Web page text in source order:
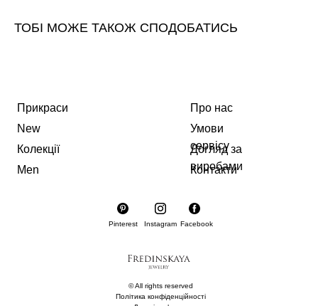
ТОБІ МОЖЕ ТАКОЖ СПОДОБАТИСЬ
Pinterest Instagram
Прикраси
New
Колекції
Men
Про нас
Умови
сервісу
Догляд за
виробами
© All rights reserved
Політика конфіденційності
Facebook
Контакти